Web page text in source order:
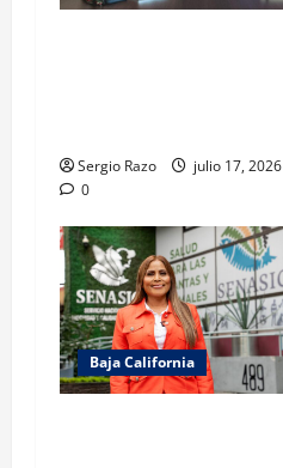
Sergio Razo
julio 17, 2026
0
Baja California